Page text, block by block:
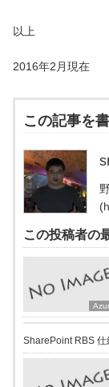
以上
2016年2月現在
この記事を
この投稿者の
SharePoint RBS 仕